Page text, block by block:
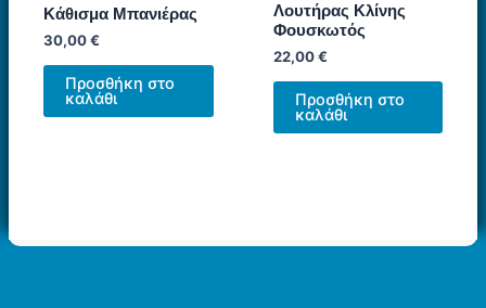
Κάθισμα Μπανιέρας
30,00€
Προσθήκη στο
καλάθι
Λουτήρας Κλίνης
Φουσκωτός
22,00€
Προσθήκη στο
καλάθι